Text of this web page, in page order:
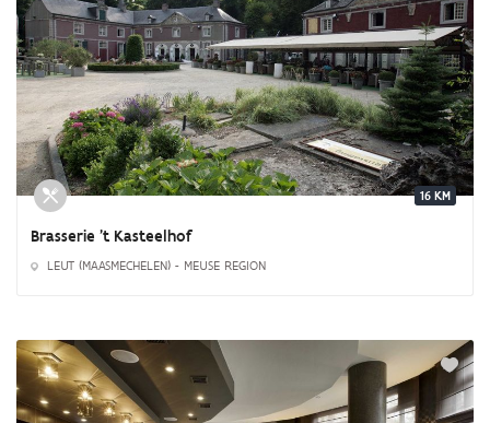
16 KM
Brasserie 't Kasteelhof
LEUT (MAASMECHELEN) - MEUSE REGION